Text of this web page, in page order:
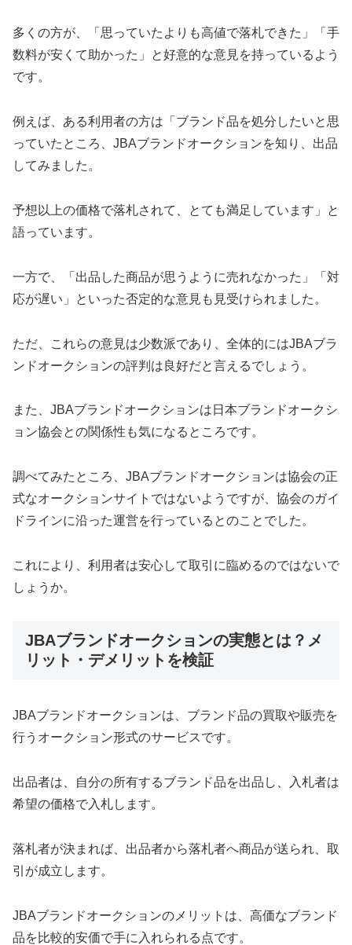
多くの方が、「思っていたよりも高値で落札できた」「手
数料が安くて助かった」と好意的な意見を持っているよう
です。
例えば、ある利用者の方は「ブランド品を処分したいと思
っていたところ、JBAブランドオークションを知り、出品
してみました。
予想以上の価格で落札されて、とても満足しています」と
語っています。
一方で、「出品した商品が思うように売れなかった」「対
応が遅い」といった否定的な意見も見受けられました。
ただ、これらの意見は少数派であり、全体的にはJBAブラ
ンドオークションの評判は良好だと言えるでしょう。
また、JBAブランドオークションは日本ブランドオークシ
ョン協会との関係性も気になるところです。
調べてみたところ、JBAブランドオークションは協会の正
式なオークションサイトではないようですが、協会のガイ
ドラインに沿った運営を行っているとのことでした。
これにより、利用者は安心して取引に臨めるのではないで
しょうか。
JBAブランドオークションの実態とは？メ
リット・デメリットを検証
JBAブランドオークションは、ブランド品の買取や販売を
行うオークション形式のサービスです。
出品者は、自分の所有するブランド品を出品し、入札者は
希望の価格で入札します。
落札者が決まれば、出品者から落札者へ商品が送られ、取
引が成立します。
JBAブランドオークションのメリットは、高価なブランド
品を比較的安価で手に入れられる点です。